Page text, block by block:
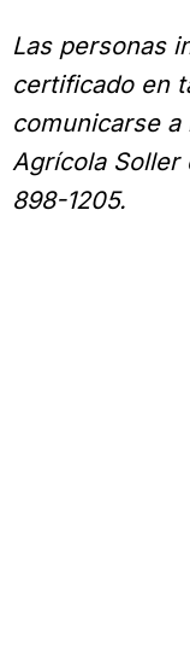
Las personas
certificado en
comunicarse a
Agrícola Soller
898-1205.